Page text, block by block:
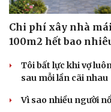
Chi phí xây nhà
100m2 hết bao
Tôi bất lực khi vợ
sau mỗi lần cãi nhau
Vì sao nhiều người